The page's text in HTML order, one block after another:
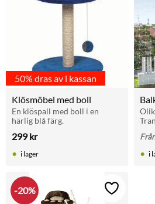
50% dras av i kassan
Klösmöbel med boll
En klöspall med boll i en
härlig blå färg.
299kr
i lager i
20% Lägg till i